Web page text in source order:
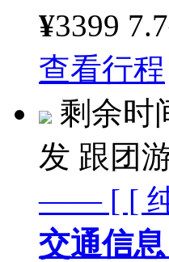
¥3399
查看行程
剩余时
发 跟团
—— [ [ 纯
交通信息